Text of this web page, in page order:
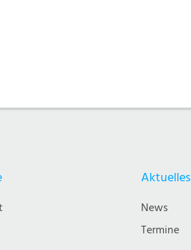
Aktuelles
News
Termine